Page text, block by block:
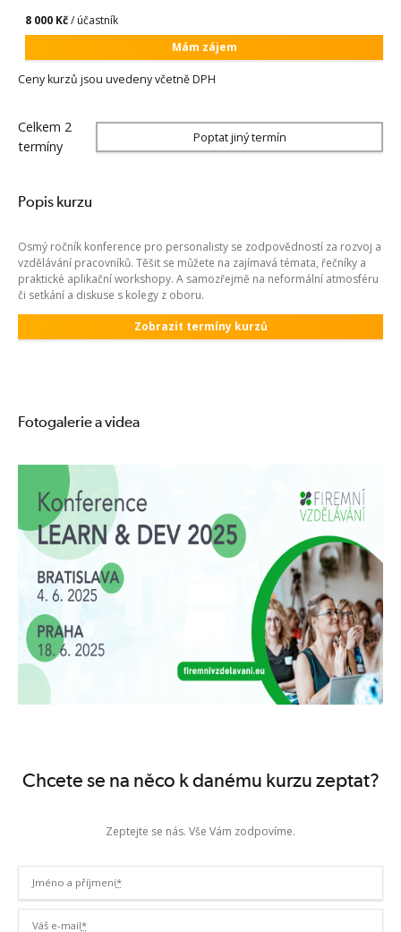
8 000 Kč/ účastník
Mám zájem
Ceny kurzů jsou uvedeny včetně DPH
Celkem 2
termíny
Poptat jiný termín
Popis kurzu
Osmý ročník konference pro personalisty se zodpovědností za rozvoj a
vzdělávání pracovníků. Těšit se můžete na zajímavá témata, řečníky a
praktické aplikační workshopy. A samozřejmě na neformální atmosféru
či setkání a diskuse s kolegy z oboru.
Zobrazit termíny kurzů
Fotogalerie a videa
Chcete se na něco k danému kurzu zeptat?
Zeptejte se nás. Vše Vám zodpovíme.
Jméno a příjmení*
Váš e-mail*